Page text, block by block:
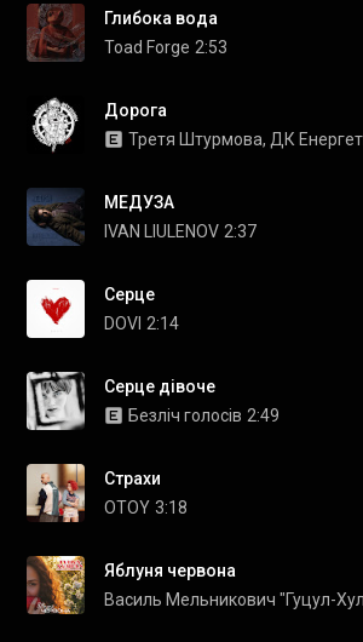
Глибока вода
Toad Forge 2:53
Дорога
МЕДУЗА
IVAN LIULENOV 2:37
Серце
DOVI 2:14
Серце дівоче
Безліч голосів 2:49
Страхи
OTOY 3:18
Яблуня червона
Василь Мельникович "Гуцул-